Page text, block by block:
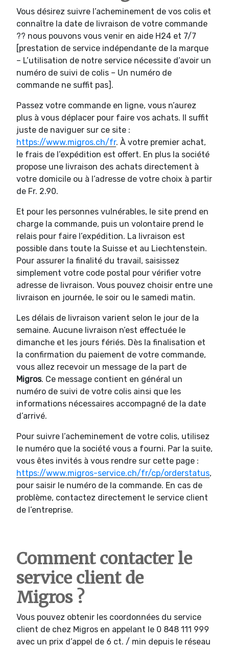
Vous désirez suivre l’acheminement de vos colis et
connaître la date de livraison de votre commande
?? nous pouvons vous venir en aide H24 et 7/7
[prestation de service indépendante de la marque
– L’utilisation de notre service nécessite d’avoir un
numéro de suivi de colis – Un numéro de
commande ne suffit pas].
Passez votre commande en ligne, vous n’aurez
plus à vous déplacer pour faire vos achats. Il suffit
juste de naviguer sur ce site :
https://www.migros.ch/fr. À votre premier achat,
le frais de l’expédition est offert. En plus la société
propose une livraison des achats directement à
votre domicile ou à l’adresse de votre choix à partir
de Fr. 2.90.
Et pour les personnes vulnérables, le site prend en
charge la commande, puis un volontaire prend le
relais pour faire l’expédition. La livraison est
possible dans toute la Suisse et au Liechtenstein.
Pour assurer la finalité du travail, saisissez
simplement votre code postal pour vérifier votre
adresse de livraison. Vous pouvez choisir entre une
livraison en journée, le soir ou le samedi matin.
Les délais de livraison varient selon le jour de la
semaine. Aucune livraison n’est effectuée le
dimanche et les jours fériés. Dès la finalisation et
la confirmation du paiement de votre commande,
vous allez recevoir un message de la part de
Migros. Ce message contient en général un
numéro de suivi de votre colis ainsi que les
informations nécessaires accompagné de la date
d’arrivé.
Pour suivre l’acheminement de votre colis, utilisez
le numéro que la société vous a fourni. Par la suite,
vous êtes invités à vous rendre sur cette page :
https://www.migros-service.ch/fr/cp/orderstatus,
pour saisir le numéro de la commande. En cas de
problème, contactez directement le service client
de l’entreprise.
Comment contacter le
service client de
Migros ?
Vous pouvez obtenir les coordonnées du service
client de chez Migros en appelant le 0 848 111 999
avec un prix d’appel de 6 ct. / min depuis le réseau